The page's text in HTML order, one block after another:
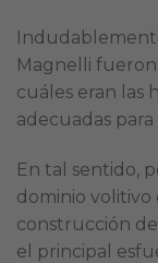
Magnelli
cuáles eran las
adecuadas para
En tal sentido,
dominio
construcción
el principal